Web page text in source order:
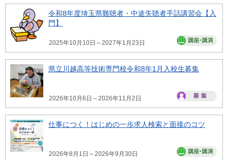
令和8年度埼玉県難聴者・中途失聴者手話講習会【入
門】
2025年10月10日～2027年1月23日
県立川越高等技術専門校令和8年1月入校生募集
2026年10月6日～2026年11月2日
仕事につく！はじめの一歩求人検索と面接のコツ
2026年8月1日～2026年9月30日